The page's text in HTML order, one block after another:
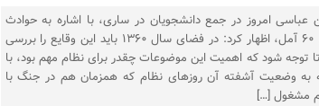
امروز در جمع دانشجویان در ساری، با اشاره به حوادث
سال ۶۰ آمل، اظهار کرد: در فضای سال ۱۳۶۰ باید این وقایع را بررسی
توجه شود که اهمیت این موضوعات چقدر برای نظام مهم بود، با
به وضعیت آشفته آن روزهای نظام که همزمان هم در جنگ با
مشغول […]